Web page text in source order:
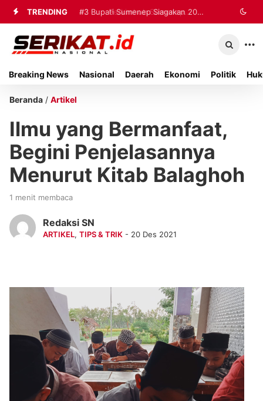
TRENDING #2 Perkimhub Sumenep
Matangkan Pelaksanaan RTLH 2026,
#3 Bupati Sumenep Siagakan 20
Ambulans dan Tiga Rumah Sakit
Breaking News Nasional Daerah Ekonomi Politik
Beranda / Artikel
Ilmu yang Bermanfaat,
Begini Penjelasannya
Menurut Kitab Balaghoh
1 menit membaca
Redaksi SN
ARTIKEL, TIPS & TRIK - 20 Des 2021